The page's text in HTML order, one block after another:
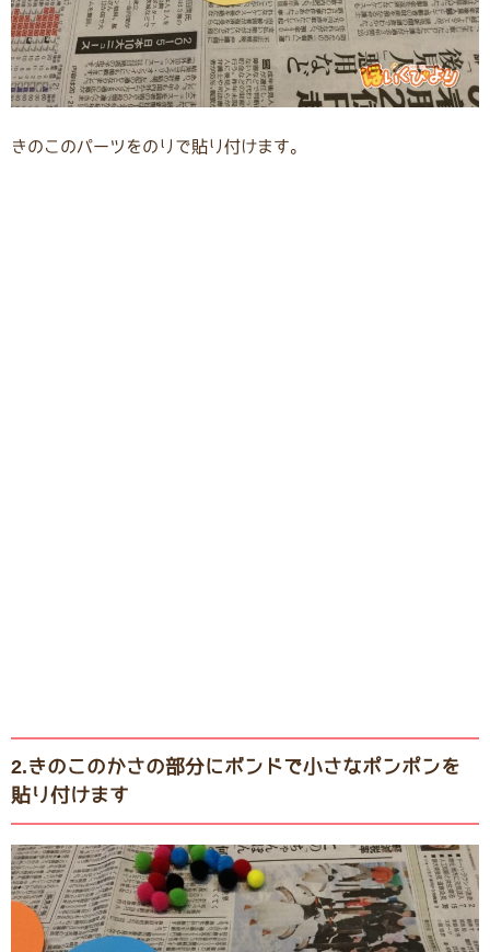
きのこのパーツをのりで貼り付けます。
2.きのこのかさの部分にボンドで小さなポンポンを
貼り付けます